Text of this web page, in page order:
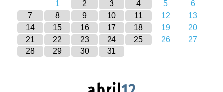
1 2 3 4 5
6
7
8 9 10 11 12
13
14
15 16 17 18 19
20
21
22 23 24 25 26
27
28
29 30 31